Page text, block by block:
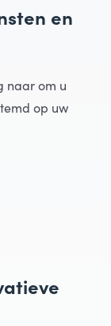
en
naar om u
op uw